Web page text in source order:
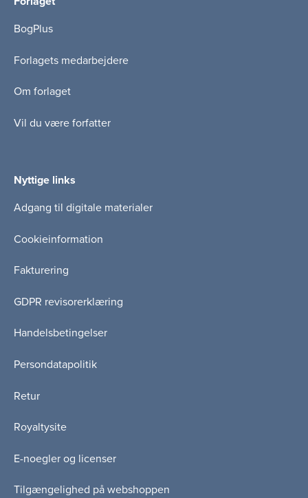
BogPlus
Forlagets medarbejdere
Om forlaget
Vil du være forfatter
Nyttige links
Adgang til digitale materialer
Cookieinformation
Fakturering
GDPR revisorerklæring
Handelsbetingelser
Persondatapolitik
Retur
Royaltysite
E-noegler og licenser
Tilgængelighed på webshoppen